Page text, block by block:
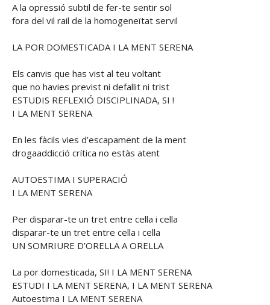
A la opressió subtil de fer-te sentir sol
fora del vil rail de la homogeneïtat servil
LA POR DOMESTICADA I LA MENT SERENA
Els canvis que has vist al teu voltant
que no havies previst ni defallit ni trist
ESTUDIS REFLEXIÓ DISCIPLINADA, SI !
I LA MENT SERENA
En les fàcils vies d’escapament de la ment
drogaaddicció crítica no estàs atent
AUTOESTIMA I SUPERACIÓ
I LA MENT SERENA
Per disparar-te un tret entre cella i cella
disparar-te un tret entre cella i cella
UN SOMRIURE D’ORELLA A ORELLA
La por domesticada, SI! I LA MENT SERENA
ESTUDI I LA MENT SERENA, I LA MENT SERENA
Autoestima I LA MENT SERENA